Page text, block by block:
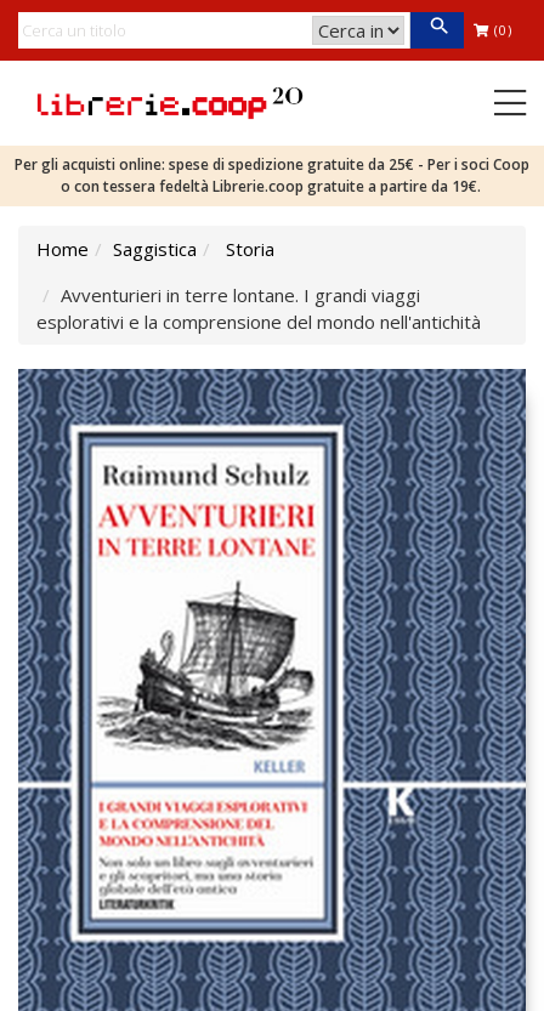
(0)
Per gli acquisti online: spese di spedizione gratuite da 25€ - Per i soci Coop
o con tessera fedeltà Librerie.coop gratuite a partire da 19€.
Home Saggistica
Storia
Avventurieri in terre lontane. I grandi viaggi
esplorativi e la comprensione del mondo nell'antichità